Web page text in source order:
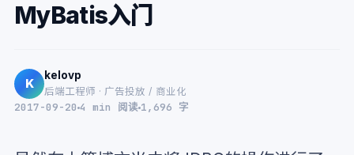
MyBatis入门
K
kelovp
后端工程师 · 广告投放 / 商业化
2017-09-20 4 min 阅读 1,696 字